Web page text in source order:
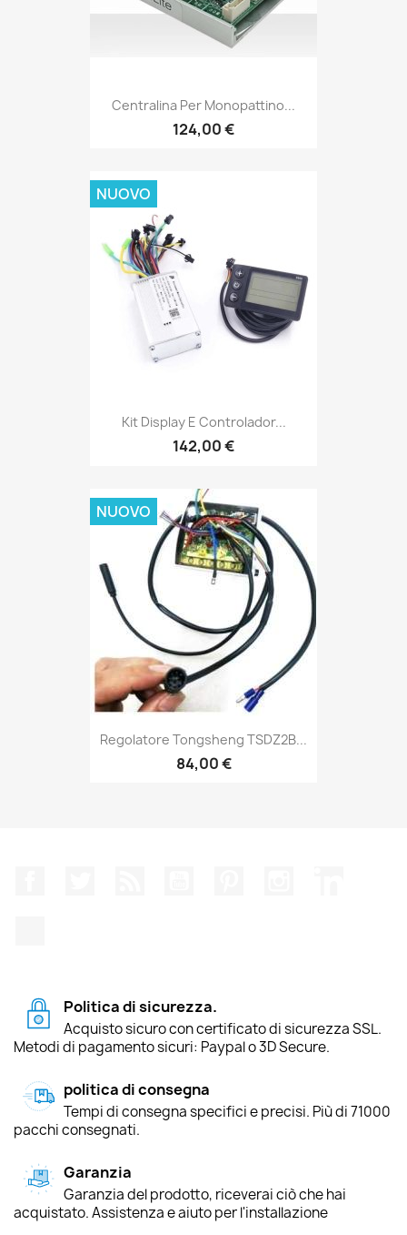
Centralina Per Monopattino...
124,00 €
Kit Display E Controlador...
142,00 €
NUOVO
Regolatore Tongsheng TSDZ2B...
84,00 €
NUOVO
Politica di sicurezza.
Acquisto sicuro con certificato di sicurezza SSL.
Metodi di pagamento sicuri: Paypal o 3D Secure.
politica di consegna
Tempi di consegna specifici e precisi. Più di 71000
pacchi consegnati.
Garanzia
Garanzia del prodotto, riceverai ciò che hai
acquistato. Assistenza e aiuto per l'installazione